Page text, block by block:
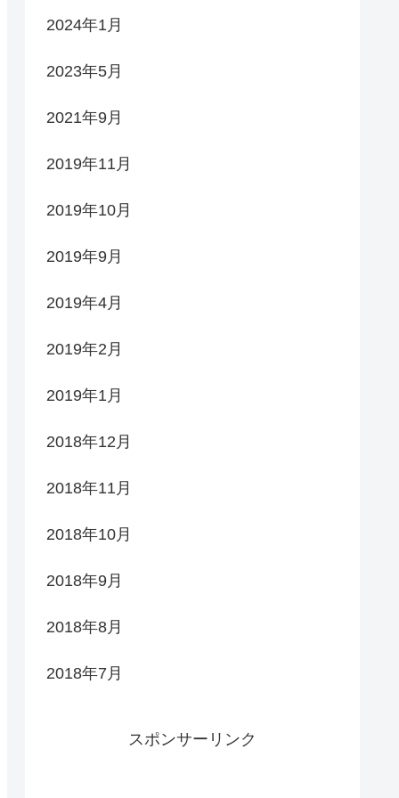
2024年1月
2023年5月
2021年9月
2019年11月
2019年10月
2019年9月
2019年4月
2019年2月
2019年1月
2018年12月
2018年11月
2018年10月
2018年9月
2018年8月
2018年7月
スポンサーリンク